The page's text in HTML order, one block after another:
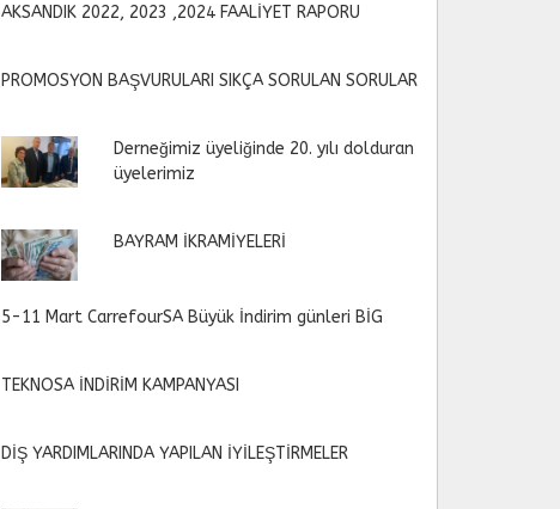
AKSANDIK 2022, 2023 ,2024 FAALİYET RAPORU
PROMOSYON BAŞVURULARI SIKÇA SORULAN SORULAR
Derneğimiz üyeliğinde 20. yılı dolduran
üyelerimiz
BAYRAM İKRAMİYELERİ
5-11 Mart CarrefourSA Büyük İndirim günleri BİG
TEKNOSA İNDİRİM KAMPANYASI
DİŞ YARDIMLARINDA YAPILAN İYİLEŞTİRMELER